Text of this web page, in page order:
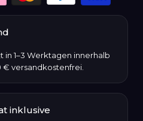
in 1–3 Werktagen innerhalb
€ versandkostenfrei.
inklusive